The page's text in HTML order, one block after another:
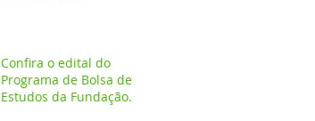
Confira o edital do
Programa de Bolsa de
Estudos da Fundação